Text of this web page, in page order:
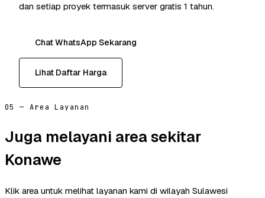
dan setiap proyek termasuk server gratis 1 tahun.
Chat WhatsApp Sekarang
Lihat Daftar Harga
05 — Area Layanan
Juga melayani area sekitar
Konawe
Klik area untuk melihat layanan kami di wilayah Sulawesi